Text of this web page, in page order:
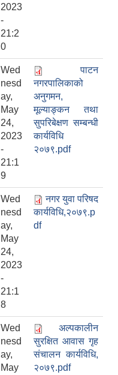
2023
-
21:2
0
Wed
nesd
ay,
May
24,
2023
-
21:1
9
पाटन
नगरपालिकाको
अनुगमन,
मूल्याङ्‍कन तथा
सुपरिबेक्षण सम्‍बन्‍धी
कार्यविधि
२०७९.pdf
Wed
nesd
ay,
May
24,
2023
-
21:1
8
नगर युवा परिषद
कार्यविधि,२०७९.p
df
Wed
nesd
ay,
May
अल्‍पकालीन
सुरक्षित आवास गृह
संचालन कार्यविधि,
२०७९.pdf